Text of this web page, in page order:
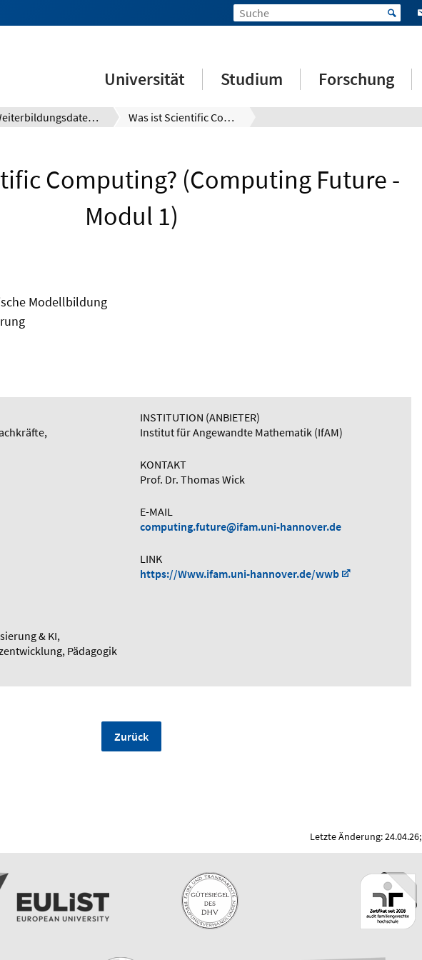
Universität Studium Forschung
Weiterbildungsdatenbank Was ist Scientific Computing? (Computing Future - Modul 1)
Computing? (Computing Future -
Modul 1)
Modellbildung
& KI,
Pädagogik
INSTITUTION (ANBIETER)
Institut für Angewandte Mathematik (IfAM)
KONTAKT
Prof. Dr. Thomas Wick
E-MAIL
computing.future@ifam.uni-hannover.de
LINK
https://Www.ifam.uni-hannover.de/wwb
Zurück
Letzte Änderung: 24.04.26;